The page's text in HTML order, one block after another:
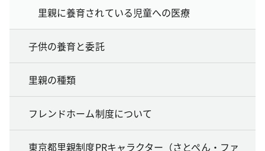
里親に養育されている児童への医療
子供の養育と委託
里親の種類
フレンドホーム制度について
東京都里親制度PRキャラクター（さとぺん・ファ